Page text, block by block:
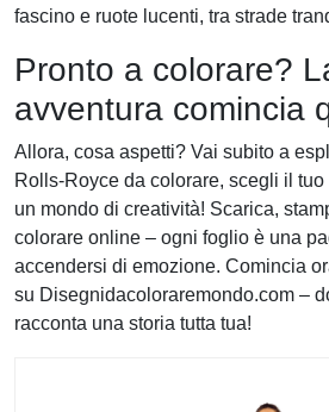
fascino e ruote lucenti, tra strade
Pronto a colorare?
avventura comincia
Allora, cosa aspetti? Vai subito a
Rolls-Royce da colorare, scegli il
un mondo di creatività! Scarica,
colorare online – ogni foglio è una
accendersi di emozione. Comincia
su Disegnidacoloraremondo.com –
racconta una storia tutta tua!